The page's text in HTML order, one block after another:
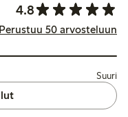
4.8
Perustuu 50 arvosteluun
Suuri